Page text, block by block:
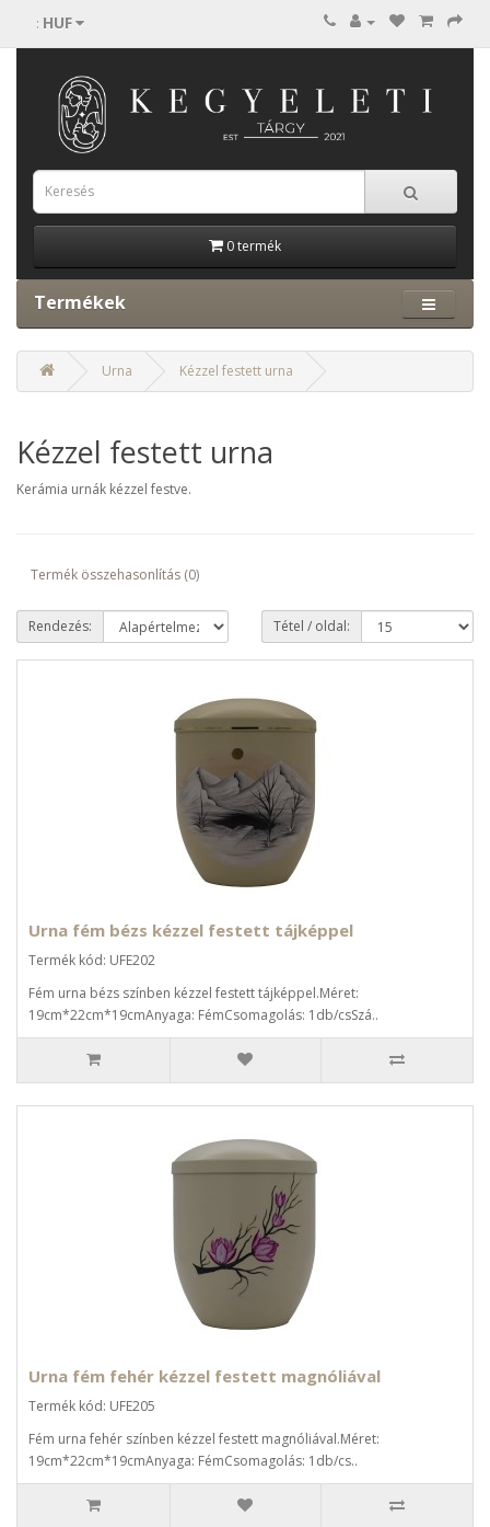
: HUF
0 termék
Termékek
Urna Kézzel festett urna
Kézzel festett urna
Kerámia urnák kézzel festve.
Termék összehasonlítás (0)
Rendezés: Tétel / oldal:
Urna fém bézs kézzel festett tájképpel
Termék kód: UFE202
Fém urna bézs színben kézzel festett tájképpel.Méret:
19cm*22cm*19cmAnyaga: FémCsomagolás: 1db/csSzá..
Urna fém fehér kézzel festett magnóliával
Termék kód: UFE205
Fém urna fehér színben kézzel festett magnóliával.Méret:
19cm*22cm*19cmAnyaga: FémCsomagolás: 1db/cs..